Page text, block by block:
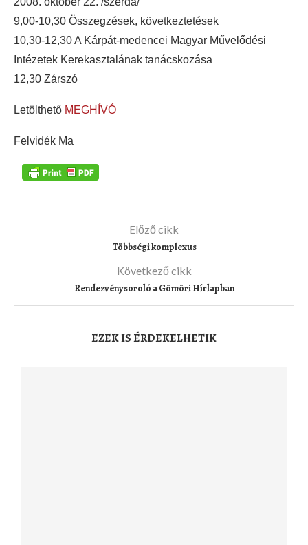
9,00-10,30 Összegzések, következtetések
10,30-12,30 A Kárpát-medencei Magyar Művelődési
Intézetek Kerekasztalának tanácskozása
12,30 Zárszó
Letölthető MEGHÍVÓ
Felvidék Ma
Előző cikk
Többségi komplexus
Következő cikk
Rendezvénysoroló a Gömöri Hírlapban
EZEK IS ÉRDEKELHETIK